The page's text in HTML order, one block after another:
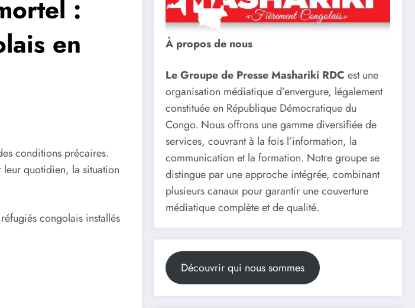
:
en
conditions précaires.
leur quotidien, la situation
congolais installés
À propos de nous
Le Groupe de Presse Mashariki RDC est une
organisation médiatique d’envergure, légalement
constituée en République Démocratique du
Congo. Nous offrons une gamme diversifiée de
services, couvrant à la fois l’information, la
communication et la formation. Notre groupe se
distingue par une approche intégrée, combinant
plusieurs canaux pour garantir une couverture
médiatique complète et de qualité.
Découvrir qui nous sommes